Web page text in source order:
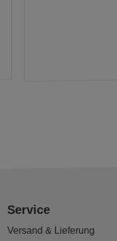
Service
Versand & Lieferung